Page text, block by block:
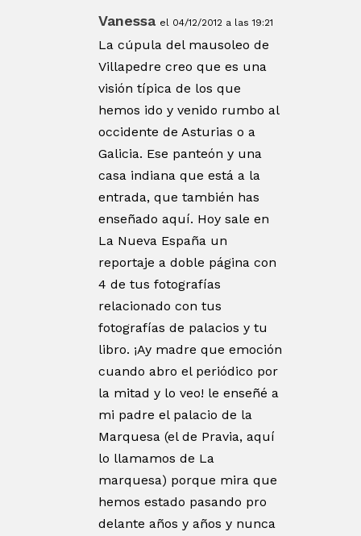
Vanessa el 04/12/2012 a las 19:21
La cúpula del mausoleo de
Villapedre creo que es una
visión típica de los que
hemos ido y venido rumbo al
occidente de Asturias o a
Galicia. Ese panteón y una
casa indiana que está a la
entrada, que también has
enseñado aquí. Hoy sale en
La Nueva España un
reportaje a doble página con
4 de tus fotografías
relacionado con tus
fotografías de palacios y tu
libro. ¡Ay madre que emoción
cuando abro el periódico por
la mitad y lo veo! le enseñé a
mi padre el palacio de la
Marquesa (el de Pravia, aquí
lo llamamos de La
marquesa) porque mira que
hemos estado pasando pro
delante años y años y nunca